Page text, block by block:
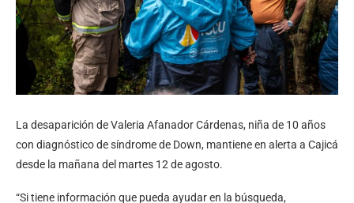
La desaparición de Valeria Afanador Cárdenas, niña de 10 años
con diagnóstico de síndrome de Down, mantiene en alerta a Cajicá
desde la mañana del martes 12 de agosto.
“Si tiene información que pueda ayudar en la búsqueda,